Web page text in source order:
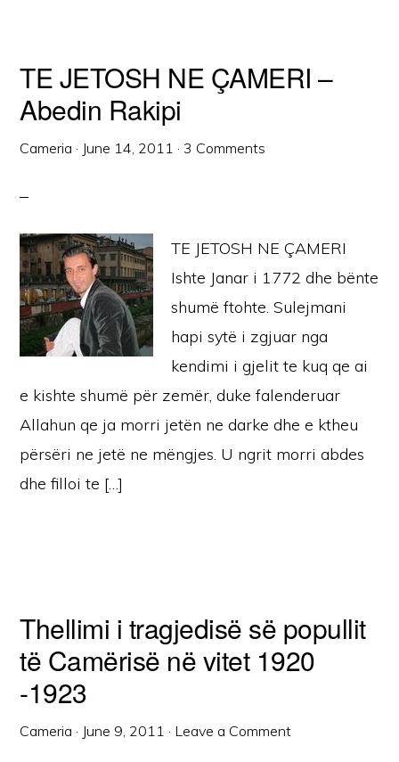
TE JETOSH NE ÇAMERI –
Abedin Rakipi
Cameria · June 14, 2011 · 3 Comments
TE JETOSH NE ÇAMERI
Ishte Janar i 1772 dhe bënte
shumë ftohte. Sulejmani
hapi sytë i zgjuar nga
kendimi i gjelit te kuq qe ai
e kishte shumë për zemër, duke falenderuar
Allahun qe ja morri jetën ne darke dhe e ktheu
përsëri ne jetë ne mëngjes. U ngrit morri abdes
dhe filloi te […]
Thellimi i tragjedisë së popullit
të Camërisë në vitet 1920
-1923
Cameria · June 9, 2011 · Leave a Comment